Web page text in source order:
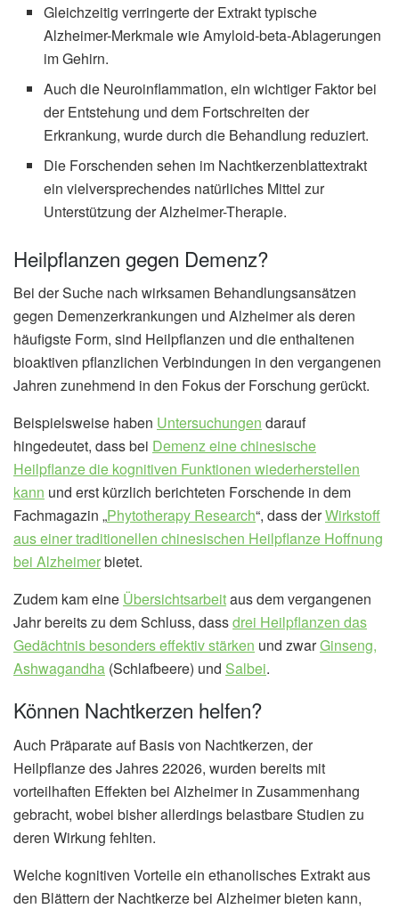
Gleichzeitig verringerte der Extrakt typische
Alzheimer-Merkmale wie Amyloid-beta-Ablagerungen
im Gehirn.
Auch die Neuroinflammation, ein wichtiger Faktor bei
der Entstehung und dem Fortschreiten der
Erkrankung, wurde durch die Behandlung reduziert.
Die Forschenden sehen im Nachtkerzenblattextrakt
ein vielversprechendes natürliches Mittel zur
Unterstützung der Alzheimer-Therapie.
Heilpflanzen gegen Demenz?
Bei der Suche nach wirksamen Behandlungsansätzen
gegen Demenzerkrankungen und Alzheimer als deren
häufigste Form, sind Heilpflanzen und die enthaltenen
bioaktiven pflanzlichen Verbindungen in den vergangenen
Jahren zunehmend in den Fokus der Forschung gerückt.
Beispielsweise haben Untersuchungen darauf
hingedeutet, dass bei Demenz eine chinesische
Heilpflanze die kognitiven Funktionen wiederherstellen
kann und erst kürzlich berichteten Forschende in dem
Fachmagazin „Phytotherapy Research“, dass derWirkstoff
aus einer traditionellen chinesischen Heilpflanze Hoffnung
bei Alzheimerbietet.
Zudem kam eine Übersichtsarbeitaus dem vergangenen
Jahr bereits zu dem Schluss, dassdrei Heilpflanzen das
Gedächtnis besonders effektiv stärken und zwarGinseng,
Ashwagandha (Schlafbeere) und Salbei.
Können Nachtkerzen helfen?
Auch Präparate auf Basis von Nachtkerzen, der
Heilpflanze des Jahres 22026, wurden bereits mit
vorteilhaften Effekten bei Alzheimer in Zusammenhang
gebracht, wobei bisher allerdings belastbare Studien zu
deren Wirkung fehlten.
Welche kognitiven Vorteile ein ethanolisches Extrakt aus
den Blättern der Nachtkerze bei Alzheimer bieten kann,